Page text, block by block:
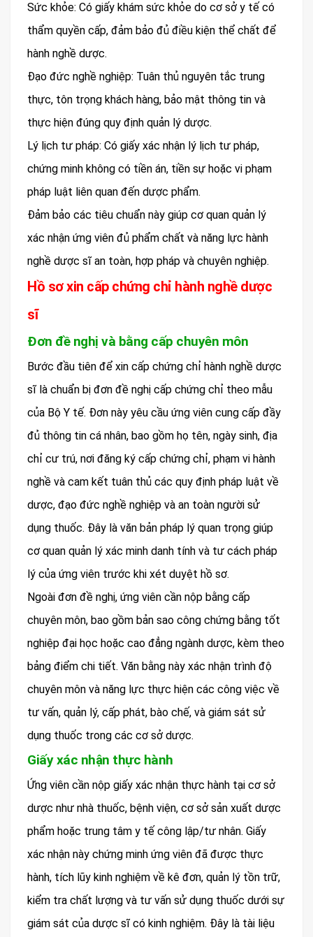
Sức khỏe: Có giấy khám sức khỏe do cơ sở y tế có
thẩm quyền cấp, đảm bảo đủ điều kiện thể chất để
hành nghề dược.
Đạo đức nghề nghiệp: Tuân thủ nguyên tắc trung
thực, tôn trọng khách hàng, bảo mật thông tin và
thực hiện đúng quy định quản lý dược.
Lý lịch tư pháp: Có giấy xác nhận lý lịch tư pháp,
chứng minh không có tiền án, tiền sự hoặc vi phạm
pháp luật liên quan đến dược phẩm.
Đảm bảo các tiêu chuẩn này giúp cơ quan quản lý
xác nhận ứng viên đủ phẩm chất và năng lực hành
nghề dược sĩ an toàn, hợp pháp và chuyên nghiệp.
Hồ sơ xin cấp chứng chỉ hành nghề dược
sĩ
Đơn đề nghị và bằng cấp chuyên môn
Bước đầu tiên để xin cấp chứng chỉ hành nghề dược
sĩ là chuẩn bị đơn đề nghị cấp chứng chỉ theo mẫu
của Bộ Y tế. Đơn này yêu cầu ứng viên cung cấp đầy
đủ thông tin cá nhân, bao gồm họ tên, ngày sinh, địa
chỉ cư trú, nơi đăng ký cấp chứng chỉ, phạm vi hành
nghề và cam kết tuân thủ các quy định pháp luật về
dược, đạo đức nghề nghiệp và an toàn người sử
dụng thuốc. Đây là văn bản pháp lý quan trọng giúp
cơ quan quản lý xác minh danh tính và tư cách pháp
lý của ứng viên trước khi xét duyệt hồ sơ.
Ngoài đơn đề nghị, ứng viên cần nộp bằng cấp
chuyên môn, bao gồm bản sao công chứng bằng tốt
nghiệp đại học hoặc cao đẳng ngành dược, kèm theo
bảng điểm chi tiết. Văn bằng này xác nhận trình độ
chuyên môn và năng lực thực hiện các công việc về
tư vấn, quản lý, cấp phát, bào chế, và giám sát sử
dụng thuốc trong các cơ sở dược.
Giấy xác nhận thực hành
Ứng viên cần nộp giấy xác nhận thực hành tại cơ sở
dược như nhà thuốc, bệnh viện, cơ sở sản xuất dược
phẩm hoặc trung tâm y tế công lập/tư nhân. Giấy
xác nhận này chứng minh ứng viên đã được thực
hành, tích lũy kinh nghiệm về kê đơn, quản lý tồn trữ,
kiểm tra chất lượng và tư vấn sử dụng thuốc dưới sự
giám sát của dược sĩ có kinh nghiệm. Đây là tài liệu